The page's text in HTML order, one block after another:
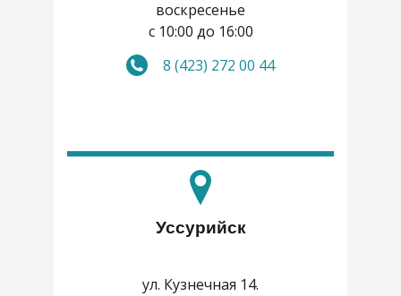
воскресенье
с 10:00 до 16:00
Понедельник, четверг -
8 (423) 272 00 44
ул. Кузнечная 14.
Уссурийск